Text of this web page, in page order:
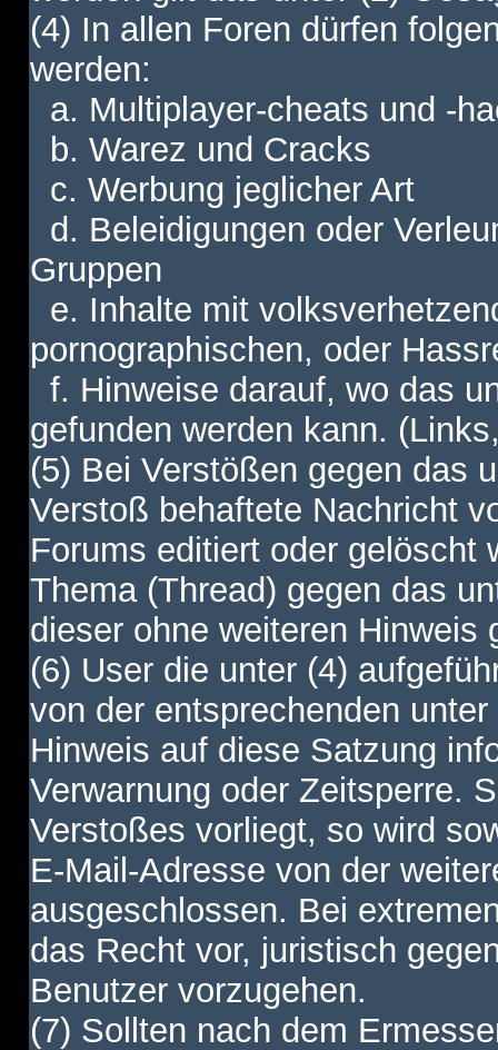
(4) In allen Foren dürfen
werden:
a. Multiplayer-cheats und -
b. Warez und Cracks
c. Werbung jeglicher Art
d. Beleidigungen oder
Gruppen
e. Inhalte mit
pornographischen, oder
f. Hinweise darauf, wo das
gefunden werden kann.
(5) Bei Verstößen gegen das
Verstoß behaftete Nachricht
Forums editiert oder gelöscht
Thema (Thread) gegen das
dieser ohne weiteren Hinweis
(6) User die unter (4)
von der entsprechenden
Hinweis auf diese Satzung
Verwarnung oder Zeitsperre.
Verstoßes vorliegt, so wird
E-Mail-Adresse von der
ausgeschlossen. Bei
das Recht vor, juristisch
Benutzer vorzugehen.
(7) Sollten nach dem